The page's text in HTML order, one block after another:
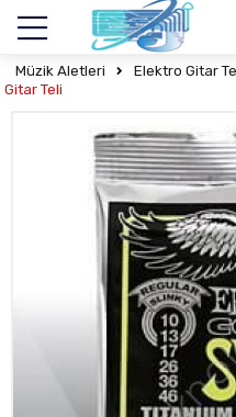
Müzik Aletleri Elektro Gitar
Gitar Teli